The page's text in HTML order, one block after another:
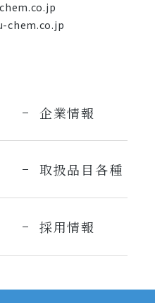
chem.co.jp
企業情報
取扱品目各種
採用情報